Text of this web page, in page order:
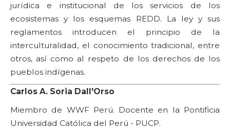
jurídica e institucional de los servicios de los
ecosistemas y los esquemas REDD. La ley y sus
reglamentos introducen el principio de la
interculturalidad, el conocimiento tradicional, entre
otros, así como al respeto de los derechos de los
pueblos indígenas.
Carlos A. Soria Dall'Orso
Miembro de WWF Perú. Docente en la Pontificia
Universidad Católica del Perú - PUCP.